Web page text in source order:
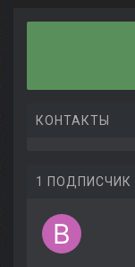
КОНТАКТЫ
1 ПОДПИСЧИК